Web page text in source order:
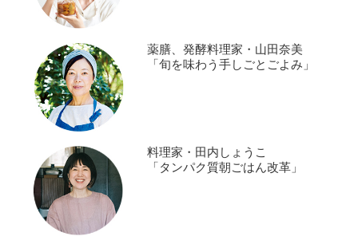
薬膳、発酵料理家・山田奈美
「旬を味わう手しごとごよみ」
料理家・田内しょうこ
「タンパク質朝ごはん改革」